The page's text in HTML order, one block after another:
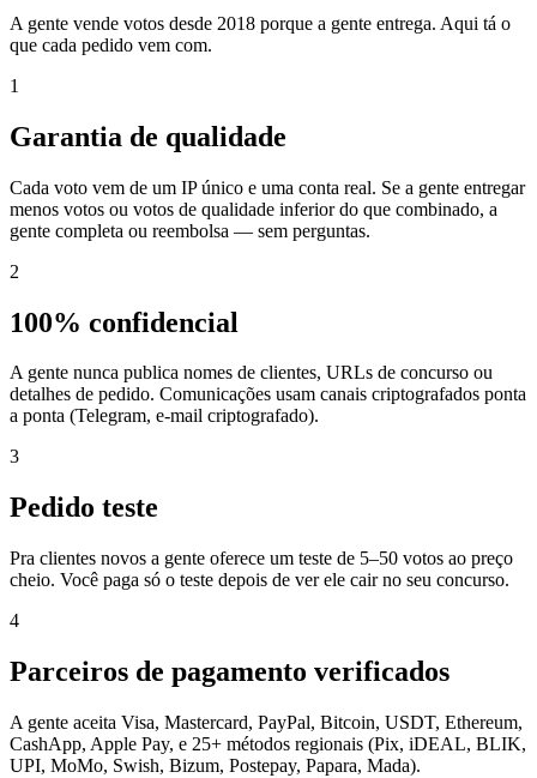
A gente vende votos desde 2018 porque a gente entrega. Aqui tá o
que cada pedido vem com.
1
Garantia de qualidade
Cada voto vem de um IP único e uma conta real. Se a gente entregar
menos votos ou votos de qualidade inferior do que combinado, a
gente completa ou reembolsa — sem perguntas.
2
100% confidencial
A gente nunca publica nomes de clientes, URLs de concurso ou
detalhes de pedido. Comunicações usam canais criptografados ponta
a ponta (Telegram, e-mail criptografado).
3
Pedido teste
Pra clientes novos a gente oferece um teste de 5–50 votos ao preço
cheio. Você paga só o teste depois de ver ele cair no seu concurso.
4
Parceiros de pagamento verificados
A gente aceita Visa, Mastercard, PayPal, Bitcoin, USDT, Ethereum,
CashApp, Apple Pay, e 25+ métodos regionais (Pix, iDEAL, BLIK,
UPI, MoMo, Swish, Bizum, Postepay, Papara, Mada).